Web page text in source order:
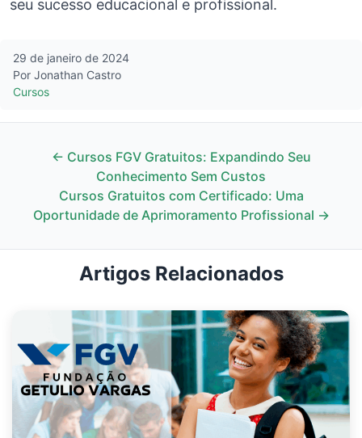
seu sucesso educacional e profissional.
29 de janeiro de 2024
Por Jonathan Castro
Cursos
← Cursos FGV Gratuitos: Expandindo Seu
Conhecimento Sem Custos
Cursos Gratuitos com Certificado: Uma
Oportunidade de Aprimoramento Profissional →
Artigos Relacionados